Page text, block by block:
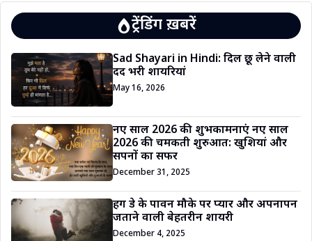
ट्रेंडिंग ख़बरें
Sad Shayari in Hindi: दिल छू लेने वाली
दर्द भरी शायरियां
May 16, 2026
नए साल 2026 की शुभकामनाएं नए साल
2026 की चमकती शुरुआत: खुशियां और
सपनों का सफर
December 31, 2025
हग डे के पावन मौके पर प्यार और अपनापन
जताने वाली बेहतरीन शायरी
December 4, 2025